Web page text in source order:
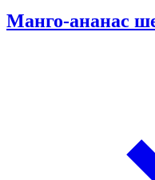
Манго-ананас